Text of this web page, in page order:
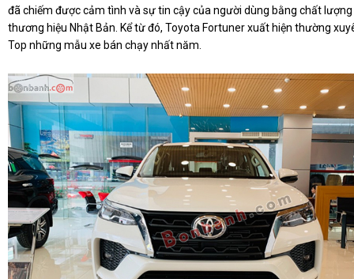
đã chiếm được cảm tình và sự tin cậy của người dùng bằng chất lượng
thương hiệu Nhật Bản. Kể từ đó, Toyota Fortuner xuất hiện thường
Top những mẫu xe bán chạy nhất năm.